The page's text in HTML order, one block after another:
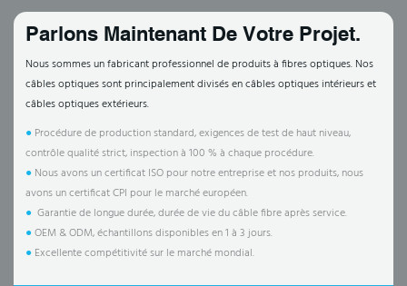
Parlons Maintenant De Votre Projet.
Nous sommes un fabricant professionnel de produits à fibres optiques. Nos
câbles optiques sont principalement divisés en câbles optiques intérieurs et
câbles optiques extérieurs.
● Procédure de production standard, exigences de test de haut niveau,
contrôle qualité strict, inspection à 100 % à chaque procédure.
● Nous avons un certificat ISO pour notre entreprise et nos produits, nous
avons un certificat CPI pour le marché européen.
● Garantie de longue durée, durée de vie du câble fibre après service.
●OEM & ODM, échantillons disponibles en 1 à 3 jours.
● Excellente compétitivité sur le marché mondial.